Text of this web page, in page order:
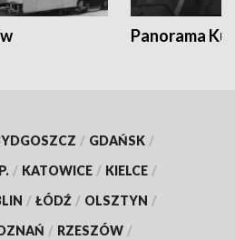
Panorama
/ GDAŃSK /
/ KATOWICE / KIELCE /
/ ŁÓDŹ / OLSZTYN /
/ RZESZÓW /